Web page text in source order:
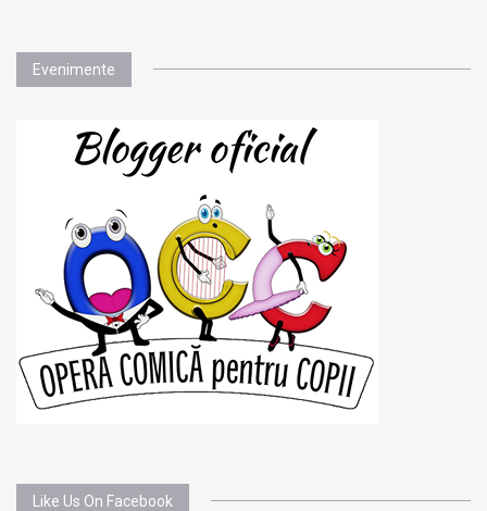
Evenimente
Like Us On Facebook